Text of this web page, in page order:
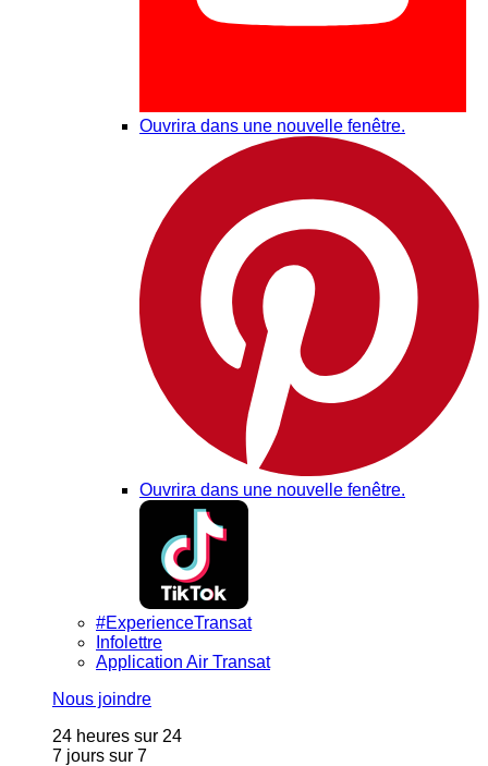
Ouvrira dans une nouvelle fenêtre.
Ouvrira dans une nouvelle fenêtre.
#ExperienceTransat
Infolettre
Application Air Transat
Nous joindre
24 heures sur 24
7 jours sur 7